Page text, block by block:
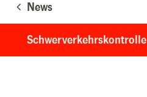
News
Schwerverkehrskontrolle